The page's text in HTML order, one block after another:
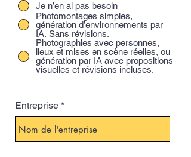
Je n’en ai pas besoin
Photomontages simples,
génération d’environnements par
IA. Sans révisions.
Photographies avec personnes,
lieux et mises en scène réelles, ou
génération par IA avec propositions
visuelles et révisions incluses.
Entreprise